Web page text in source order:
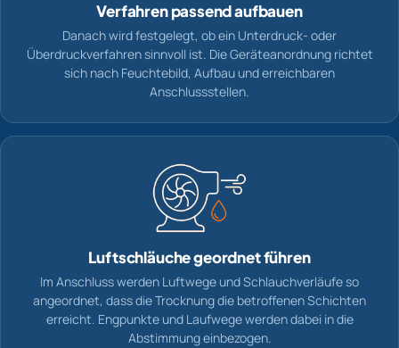
Verfahren passend aufbauen
Danach wird festgelegt, ob ein Unterdruck- oder
Überdruckverfahren sinnvoll ist. Die Geräteanordnung richtet
sich nach Feuchtebild, Aufbau und erreichbaren
Anschlussstellen.
Luftschläuche geordnet führen
Im Anschluss werden Luftwege und Schlauchverläufe so
angeordnet, dass die Trocknung die betroffenen Schichten
erreicht. Engpunkte und Laufwege werden dabei in die
Abstimmung einbezogen.